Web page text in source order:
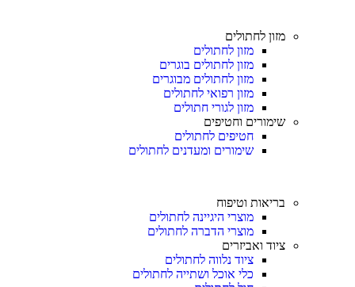
מזון לחתולים
מזון לחתולים
מזון לחתולים בוגרים
מזון לחתולים מבוגרים
מזון רפואי לחתולים
מזון לגורי חתולים
שימורים וחטיפים
חטיפים לחתולים
שימורים ומעדנים לחתולים
בריאות וטיפוח
מוצרי היגיינה לחתולים
מוצרי הדברה לחתולים
ציוד ואביזרים
ציוד נלווה לחתולים
כלי אוכל ושתייה לחתולים